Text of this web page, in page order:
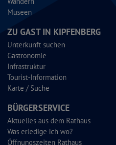
Museen
ZU GAST IN KIPFENBERG
Unterkunft suchen
Gastronomie
Infrastruktur
Tourist-Information
Karte / Suche
BÜRGERSERVICE
Aktuelles aus dem Rathaus
Was erledige ich wo?
Öffnungszeiten Rathaus